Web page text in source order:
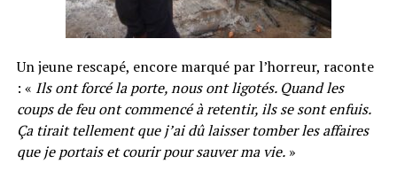
Un jeune rescapé, encore marqué par l’horreur, raconte
: « Ils ont forcé la porte, nous ont ligotés. Quand les
coups de feu ont commencé à retentir, ils se sont enfuis.
Ça tirait tellement que j’ai dû laisser tomber les affaires
que je portais et courir pour sauver ma vie.»